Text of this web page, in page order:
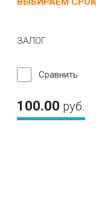
100.00 руб.
ЗАЛОГ
Сравнить